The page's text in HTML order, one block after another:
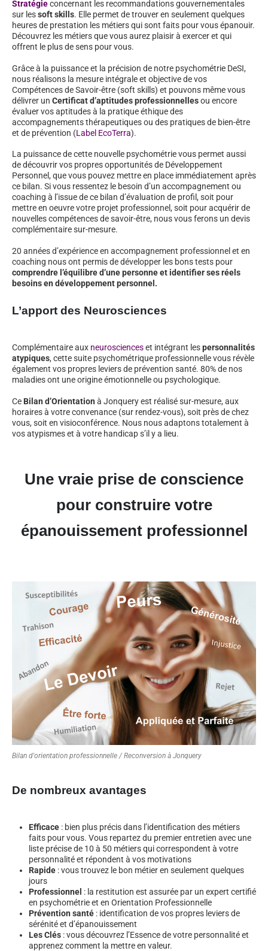
Stratégieconcernant les recommandations gouvernementales
sur lessoft skills. Elle permet de trouver en seulement quelques
heures de prestation les métiers qui sont faits pour vous épanouir.
Découvrez les métiers que vous aurez plaisir à exercer et qui
offrent le plus de sens pour vous.
Grâce à la puissance et la précision de notre psychométrie DeSI,
nous réalisons la mesure intégrale et objective de vos
Compétences de Savoir-être (soft skills) et pouvons même vous
délivrer un Certificat d’aptitudes professionnellesou encore
évaluer vos aptitudes à la pratique éthique des
accompagnements thérapeutiques ou des pratiques de bien-être
et de prévention (Label EcoTerra).
La puissance de cette nouvelle psychométrie vous permet aussi
de découvrir vos propres opportunités de Développement
Personnel, que vous pouvez mettre en place immédiatement après
ce bilan. Si vous ressentez le besoin d’un accompagnement ou
coaching à l’issue de ce bilan d’évaluation de profil, soit pour
mettre en oeuvre votre projet professionnel, soit pour acquérir de
nouvelles compétences de savoir-être, nous vous ferons un devis
complémentaire sur-mesure.
20 années d’expérience en accompagnement professionnel et en
coaching nous ont permis de développer les bons tests pour
comprendre l’équilibre d’une personne et identifier ses réels
besoins en développement personnel.
L’apport des Neurosciences
Complémentaire aux neuroscienceset intégrant lespersonnalités
atypiques, cette suite psychométrique professionnelle vous révèle
également vos propres leviers de prévention santé. 80% de nos
maladies ont une origine émotionnelle ou psychologique.
Ce Bilan d’Orientation à Jonquery est réalisé sur-mesure, aux
horaires à votre convenance (sur rendez-vous), soit près de chez
vous, soit en visioconférence. Nous nous adaptons totalement à
vos atypismes et à votre handicap s’il y a lieu.
Une vraie prise de conscience
pour construire votre
épanouissement professionnel
Bilan d'orientation professionnelle / Reconversion à Jonquery
De nombreux avantages
Efficace : bien plus précis dans l’identification des métiers
faits pour vous. Vous repartez du premier entretien avec une
liste précise de 10 à 50 métiers qui correspondent à votre
personnalité et répondent à vos motivations
Rapide : vous trouvez le bon métier en seulement quelques
jours
Professionnel : la restitution est assurée par un expert certifié
en psychométrie et en Orientation Professionnelle
Prévention santé : identification de vos propres leviers de
sérénité et d’épanouissement
Les Clés : vous découvrez l’Essence de votre personnalité et
apprenez comment la mettre en valeur.